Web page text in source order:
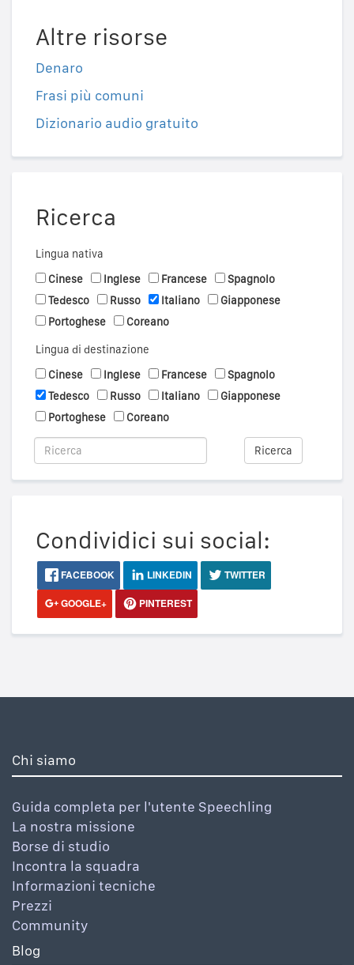
Altre risorse
Denaro
Frasi più comuni
Dizionario audio gratuito
Ricerca
Lingua nativa
Cinese
Inglese Francese
Spagnolo
Tedesco
Russo Italiano
Giapponese
Portoghese
Coreano
Lingua di destinazione
Cinese
Inglese Francese
Spagnolo
Tedesco
Russo Italiano
Giapponese
Portoghese
Coreano
Ricerca
Condividici sui social:
FACEBOOK LINKEDIN
TWITTER
GOOGLE+
PINTEREST
Chi siamo
Guida completa per l'utente Speechling
La nostra missione
Borse di studio
Incontra la squadra
Informazioni tecniche
Prezzi
Community
Blog